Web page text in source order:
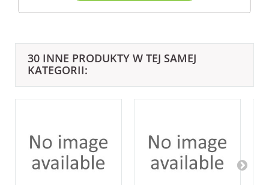
30 INNE PRODUKTY W TEJ SAMEJ
KATEGORII: